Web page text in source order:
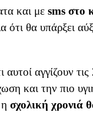
και με sms στο
θα υπάρξει
αυτοί αγγίζουν
και την πιο
σχολική χρονιά